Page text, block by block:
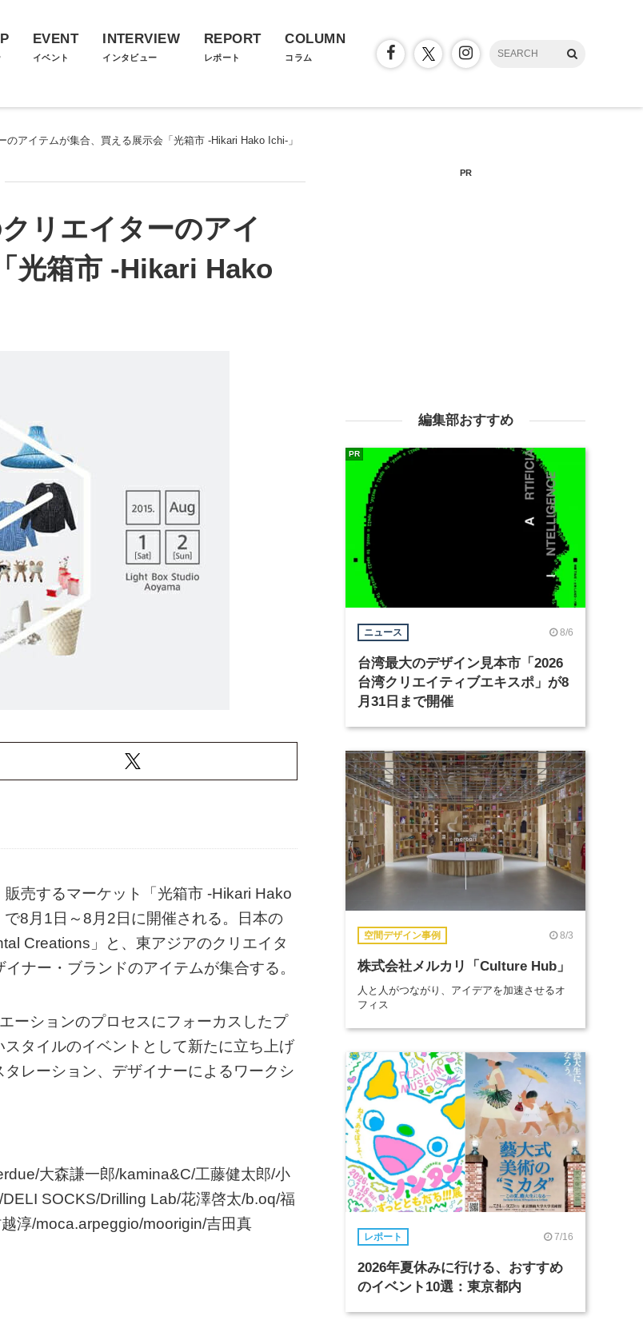
EVENT
イベント
INTERVIEW
インタビュー
REPORT
レポート
COLUMN
コラム
のアイテムが集合、買える展示会「光箱市 -Hikari Hako Ichi-」
リエイターのアイ
光箱市 -Hikari Hako
売するマーケット「光箱市 -Hikari Hako
8月1日～8月2日に開催される。日本の
Creations」と、東アジアのクリエイタ
ナー・ブランドのアイテムが集合する。
ーションのプロセスにフォーカスしたプ
タイルのイベントとして新たに立ち上げ
レーション、デザイナーによるワークシ
大森謙一郎/kamina&C/工藤健太郎/小
SOCKS/Drilling Lab/花澤啓太/b.oq/福
淳/moca.arpeggio/moorigin/吉田真
PR
編集部おすすめ
ニュース 8/6
台湾最大のデザイン見本市「2026
台湾クリエイティブエキスポ」が8
月31日まで開催
PR
空間デザイン事例 8/3
株式会社メルカリ「Culture Hub」
人と人がつながり、アイデアを加速させるオ
フィス
レポート 7/16
2026年夏休みに行ける、おすすめ
のイベント10選：東京都内